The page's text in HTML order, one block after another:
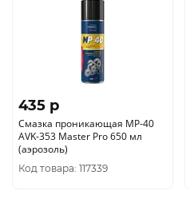
435 p
Смазка проникающая MP-40
AVK-353 Master Pro 650 мл
(аэрозоль)
Код товара: 117339